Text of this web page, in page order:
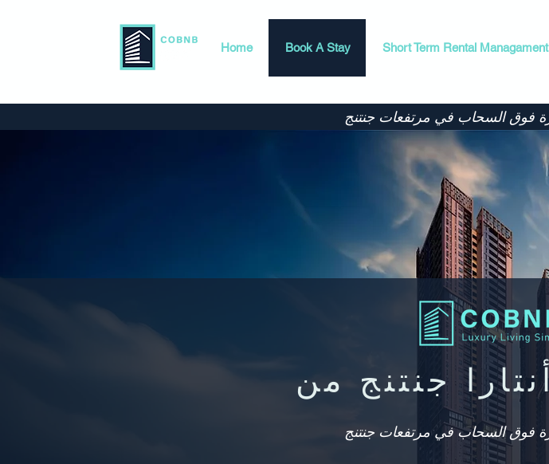
Home Book A Stay Short Term Rental Managament